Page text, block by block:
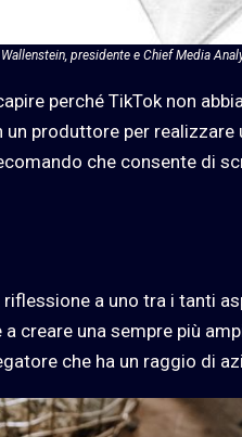
presidente e Chief Media
perché TikTok non
produttore per
che consente di
a uno tra i tanti
a creare una sempre più
che ha un raggio di